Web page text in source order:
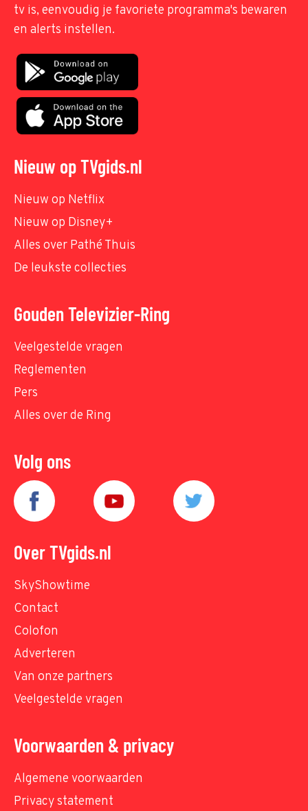
tv is, eenvoudig je favoriete programma's bewaren
en alerts instellen.
Nieuw op TVgids.nl
Nieuw op Netflix
Nieuw op Disney+
Alles over Pathé Thuis
De leukste collecties
Gouden Televizier-Ring
Veelgestelde vragen
Reglementen
Pers
Alles over de Ring
Volg ons
Over TVgids.nl
SkyShowtime
Contact
Colofon
Adverteren
Van onze partners
Veelgestelde vragen
Voorwaarden & privacy
Algemene voorwaarden
Privacy statement